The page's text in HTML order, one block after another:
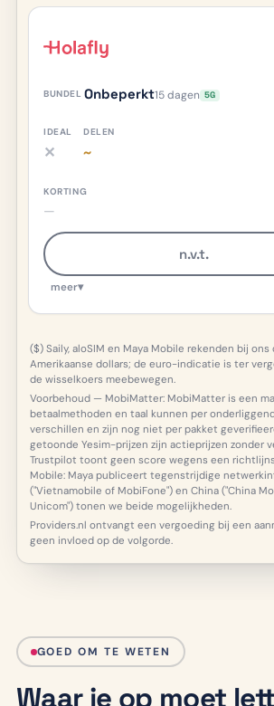
Onbeperkt15 dagen 5G
✕iDEAL nee, meer info
~ Delen deels/onduidelijk,
—
n.v.t.
meer▾
($) Saily, aloSIM en Maya Mobile rekenden bij ons
Amerikaanse dollars; de euro-indicatie is ter
de wisselkoers meebewegen.
Voorbehoud — MobiMatter: MobiMatter is een
betaalmethoden en taal kunnen per
verschillen en zijn nog niet per pakket
getoonde Yesim-prijzen zijn actieprijzen zonder
Trustpilot toont geen score wegens een
Mobile: Maya publiceert tegenstrijdige
("Vietnamobile of MobiFone") en China ("China
Unicom") tonen we beide mogelijkheden.
Providers.nl ontvangt een vergoeding bij een
geen invloed op de volgorde.
GOED OM TE WETEN
Waar je op moet